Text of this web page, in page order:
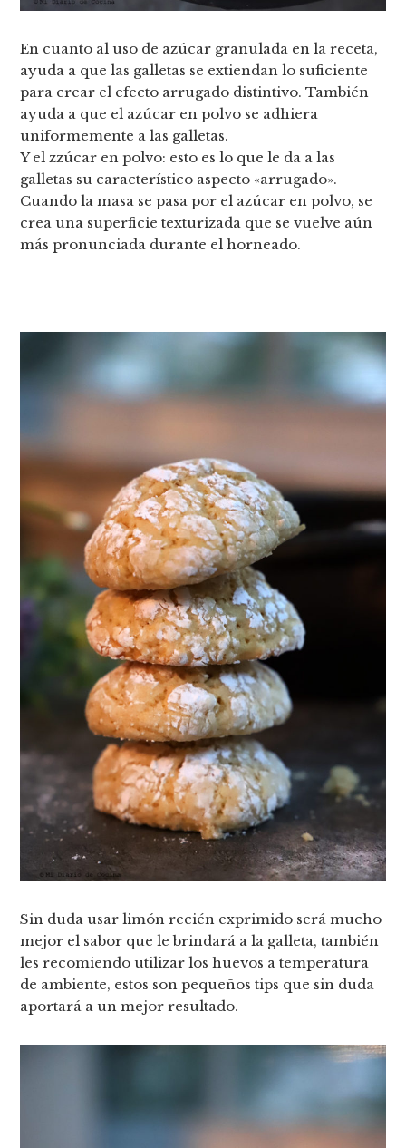
En cuanto al uso de azúcar granulada en la receta,
ayuda a que las galletas se extiendan lo suficiente
para crear el efecto arrugado distintivo. También
ayuda a que el azúcar en polvo se adhiera
uniformemente a las galletas.
Y el zzúcar en polvo: esto es lo que le da a las
galletas su característico aspecto «arrugado».
Cuando la masa se pasa por el azúcar en polvo, se
crea una superficie texturizada que se vuelve aún
más pronunciada durante el horneado.
Sin duda usar limón recién exprimido será mucho
mejor el sabor que le brindará a la galleta, también
les recomiendo utilizar los huevos a temperatura
de ambiente, estos son pequeños tips que sin duda
aportará a un mejor resultado.